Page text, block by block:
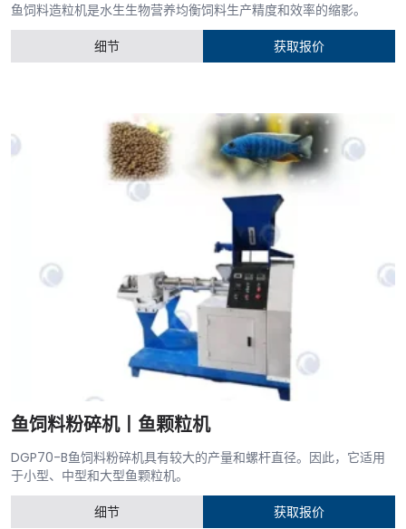
鱼饲料造粒机是水生生物营养均衡饲料生产精度和效率的缩影。
细节
获取报价
鱼饲料粉碎机丨鱼颗粒机
DGP70-B鱼饲料粉碎机具有较大的产量和螺杆直径。因此，它适用
于小型、中型和大型鱼颗粒机。
细节
获取报价